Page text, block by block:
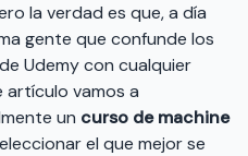
la verdad es que, a día
gente que confunde los
Udemy con cualquier
artículo vamos a
un curso de machine
el que mejor se